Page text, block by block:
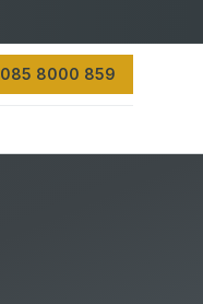
085 8000 859